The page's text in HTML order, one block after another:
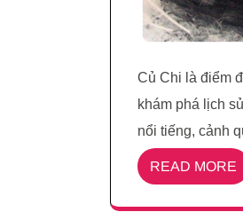
Củ Chi là điểm
khám phá lịch
nổi tiếng, cảnh
READ MORE